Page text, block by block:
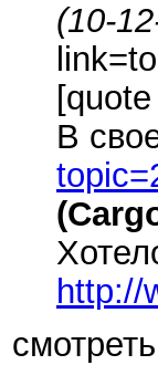
(10-
В
http://